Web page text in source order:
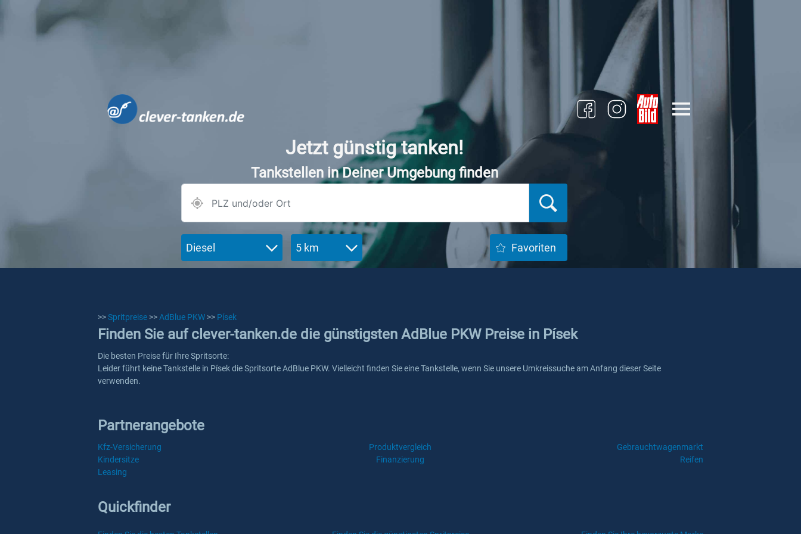
Jetzt günstig tanken!
Tankstellen in Deiner Umgebung finden
Diesel 5 km Favoriten
>>Spritpreise >>AdBlue PKW >> Písek
Finden Sie auf clever-tanken.de die günstigsten AdBlue PKW Preise in Písek
Die besten Preise für Ihre Spritsorte:
Leider führt keine Tankstelle in Písek die Spritsorte AdBlue PKW. Vielleicht finden Sie eine Tankstelle, wenn Sie unsere Umkreissuche am Anfang dieser Seite
verwenden.
Partnerangebote
Kfz-Versicherung Produktvergleich
Gebrauchtwagenmarkt
Kindersitze
Finanzierung
Reifen
Leasing
Quickfinder